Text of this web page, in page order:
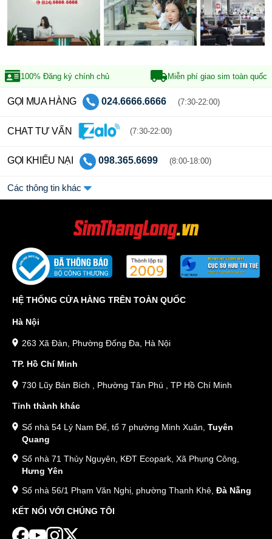
100% Đăng ký chính chủ Miễn phí giao sim toàn quốc
GỌI MUA HÀNG 024.6666.6666 (7:30-22:00)
CHAT TƯ VẤN (7:30-22:00)
GỌI KHIẾU NẠI 098.365.6699 (8:00-18:00)
Các thông tin khác
HỆ THỐNG CỬA HÀNG TRÊN TOÀN QUỐC
Hà Nội
263 Xã Đàn, Phường Đống Đa, Hà Nội
TP. Hồ Chí Minh
730 Lũy Bán Bích , Phường Tân Phú , TP Hồ Chí Minh
Tỉnh thành khác
Số nhà 54 Lý Nam Đế, tổ 7 phường Minh Xuân, Tuyên
Quang
Số nhà 71 Thủy Nguyên, KĐT Ecopark, Xã Phụng Công,
Hưng Yên
Số nhà 56/1 Phạm Văn Nghị, phường Thanh Khê, Đà Nẵng
KẾT NỐI VỚI CHÚNG TÔI